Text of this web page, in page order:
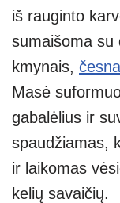
iš rauginto
sumaišoma su
kmynais,
Masė
gabalėlius ir
spaudžiamas,
ir laikomas
kelių savaičių.